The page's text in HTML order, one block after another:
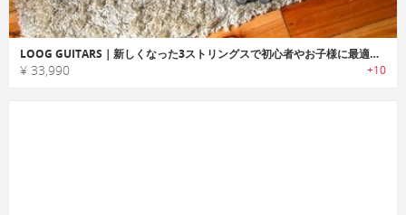
LOOG GUITARS｜新しくなった3ストリングスで初心者やお子様に最適なギター「ルーグ」
¥ 33,990 +10